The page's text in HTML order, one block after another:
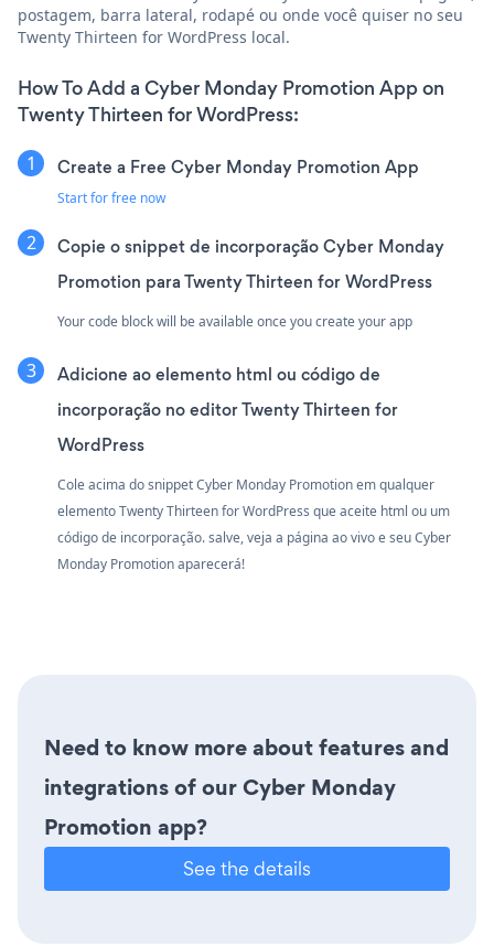
postagem, barra lateral, rodapé ou onde você quiser no seu
Twenty Thirteen for WordPress local.
How To Add a Cyber Monday Promotion App on
Twenty Thirteen for WordPress:
Create a Free Cyber Monday Promotion App
Start for free now
Copie o snippet de incorporação Cyber Monday
Promotion para Twenty Thirteen for WordPress
Your code block will be available once you create your app
Adicione ao elemento html ou código de
incorporação no editor Twenty Thirteen for
WordPress
Cole acima do snippet Cyber Monday Promotion em qualquer
elemento Twenty Thirteen for WordPress que aceite html ou um
código de incorporação. salve, veja a página ao vivo e seu Cyber
Monday Promotion aparecerá!
Need to know more about features and
integrations of our Cyber Monday
Promotion app?
See the details